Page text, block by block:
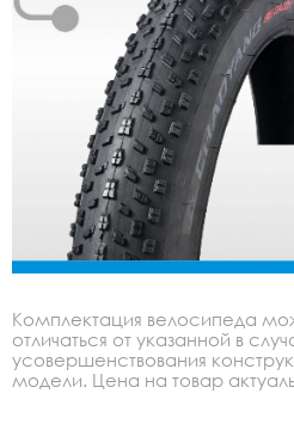
Комплектация велосипеда
отличаться от указанной в
усовершенствования
модели. Цена на товар